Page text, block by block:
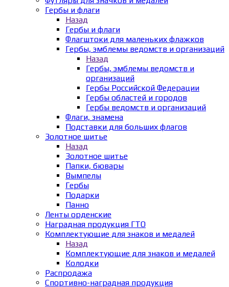
Гербы и флаги
Назад
Гербы и флаги
Флагштоки для маленьких флажков
Гербы, эмблемы ведомств и организаций
Назад
Гербы, эмблемы ведомств и
организаций
Гербы Российской Федерации
Гербы областей и городов
Гербы ведомств и организаций
Флаги, знамена
Подставки для больших флагов
Золотное шитье
Назад
Золотное шитье
Папки, бювары
Вымпелы
Гербы
Подарки
Панно
Ленты орденские
Наградная продукция ГТО
Комплектующие для знаков и медалей
Назад
Комплектующие для знаков и медалей
Колодки
Распродажа
Спортивно-наградная продукция